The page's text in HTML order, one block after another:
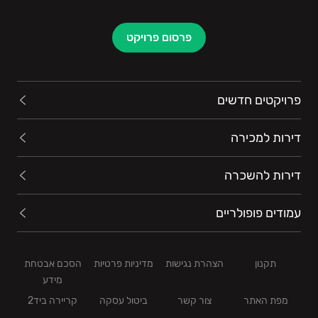
פרסום פרויקט
פרויקטים חדשים
דירות למכירה
דירות להשכרה
עמודים פופולריים
תקנון הצהרת נגישות מדיניות פרטיות
הסכם אבטחת
מידע
מפת האתר
צור קשר ביטול עסקה
קריירה ביד2